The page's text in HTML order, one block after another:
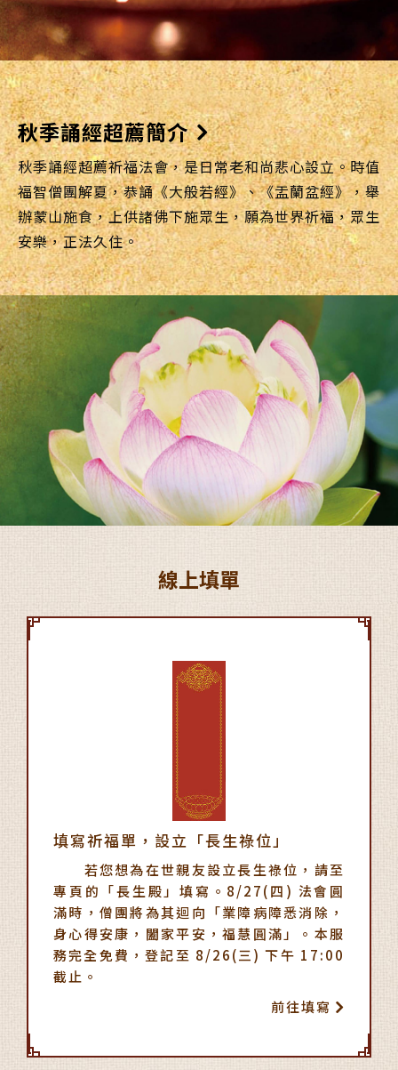
秋季誦經超薦簡介
秋季誦經超薦祈福法會，是日常老和尚悲心設立。時值
福智僧團解夏，恭誦《大般若經》、《盂蘭盆經》，舉
辦蒙山施食，上供諸佛下施眾生，願為世界祈福，眾生
安樂，正法久住。
線上填單
填寫祈福單，設立「長生祿位」
若您想為在世親友設立長生祿位，請至
專頁的「長生殿」填寫。8/27(四) 法會圓
滿時，僧團將為其迴向「業障病障悉消除，
身心得安康，闔家平安，福慧圓滿」。本服
務完全免費，登記至 8/26(三) 下午 17:00
截止。
前往填寫